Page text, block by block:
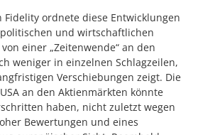
Fidelity ordnete diese Entwicklungen
und wirtschaftlichen
einer „Zeitenwende“ an den
weniger in einzelnen Schlagzeilen,
Verschiebungen zeigt. Die
an den Aktienmärkten könnte
haben, nicht zuletzt wegen
Bewertungen und eines